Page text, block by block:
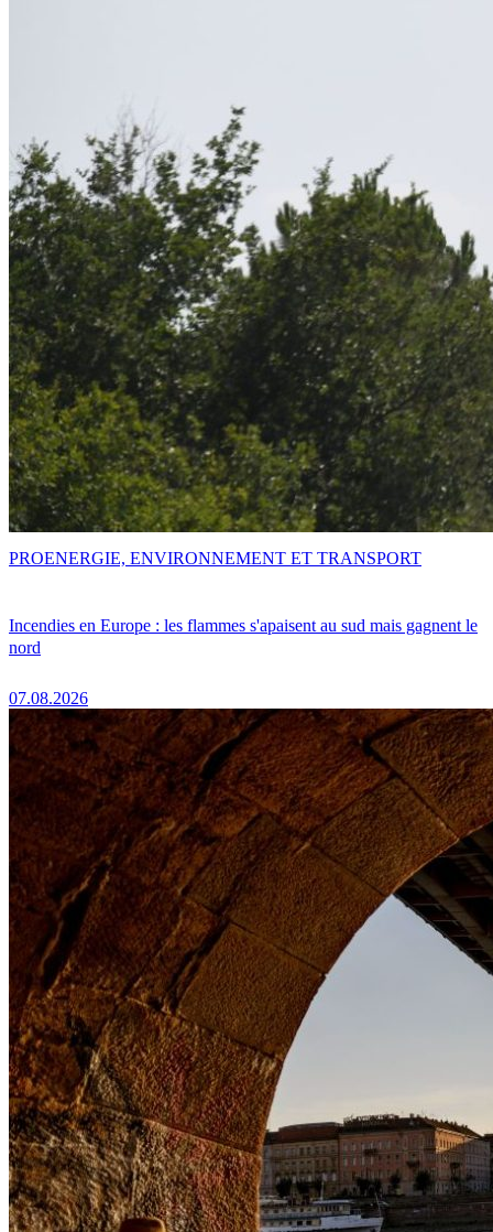
Incendies en Europe : les flammes s'apaisent au sud mais gagnent le
nord
07.08.2026
PROENERGIE, ENVIRONNEMENT ET TRANSPORT